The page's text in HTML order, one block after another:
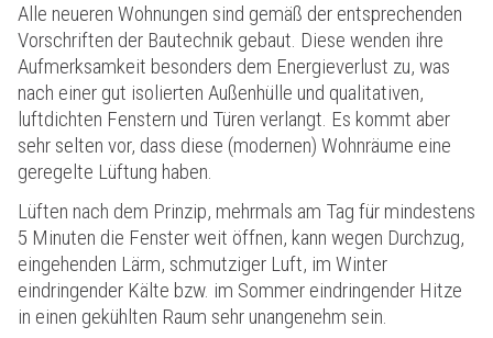
Alle neueren Wohnungen sind gemäß der entsprechenden
Vorschriften der Bautechnik gebaut. Diese wenden ihre
Aufmerksamkeit besonders dem Energieverlust zu, was
nach einer gut isolierten Außenhülle und qualitativen,
luftdichten Fenstern und Türen verlangt. Es kommt aber
sehr selten vor, dass diese (modernen) Wohnräume eine
geregelte Lüftung haben.
Lüften nach dem Prinzip, mehrmals am Tag für mindestens
5 Minuten die Fenster weit öffnen, kann wegen Durchzug,
eingehenden Lärm, schmutziger Luft, im Winter
eindringender Kälte bzw. im Sommer eindringender Hitze
in einen gekühlten Raum sehr unangenehm sein.